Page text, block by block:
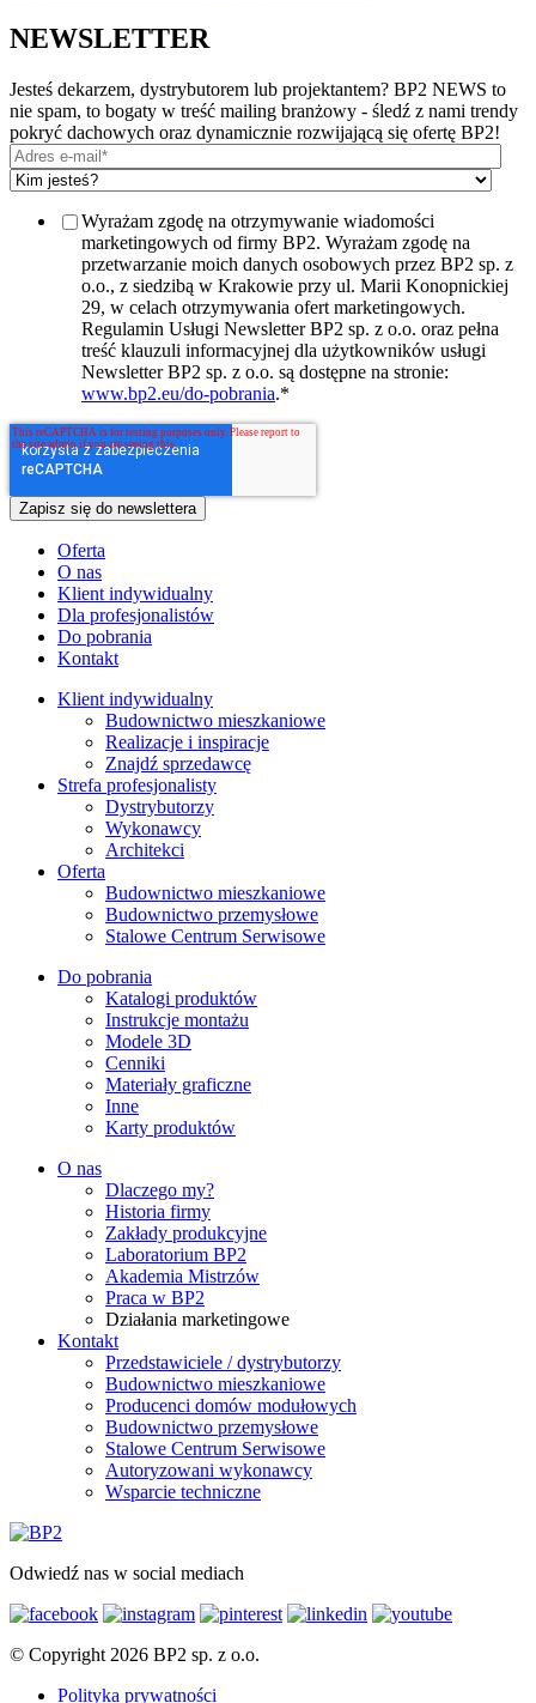
NEWSLETTER
Jesteś dekarzem, dystrybutorem lub projektantem? BP2 NEWS to
nie spam, to bogaty w treść mailing branżowy - śledź z nami trendy
pokryć dachowych oraz dynamicznie rozwijającą się ofertę BP2!
Wyrażam zgodę na otrzymywanie wiadomości
marketingowych od firmy BP2. Wyrażam zgodę na
przetwarzanie moich danych osobowych przez BP2 sp. z
o.o., z siedzibą w Krakowie przy ul. Marii Konopnickiej
29, w celach otrzymywania ofert marketingowych.
Regulamin Usługi Newsletter BP2 sp. z o.o. oraz pełna
treść klauzuli informacyjnej dla użytkowników usługi
Newsletter BP2 sp. z o.o. są dostępne na stronie:
www.bp2.eu/do-pobrania.*
Oferta
O nas
Klient indywidualny
Dla profesjonalistów
Do pobrania
Kontakt
Klient indywidualny
Budownictwo mieszkaniowe
Realizacje i inspiracje
Znajdź sprzedawcę
Strefa profesjonalisty
Dystrybutorzy
Wykonawcy
Architekci
Oferta
Budownictwo mieszkaniowe
Budownictwo przemysłowe
Stalowe Centrum Serwisowe
Do pobrania
Katalogi produktów
Instrukcje montażu
Modele 3D
Cenniki
Materiały graficzne
Inne
Karty produktów
O nas
Dlaczego my?
Historia firmy
Zakłady produkcyjne
Laboratorium BP2
Akademia Mistrzów
Praca w BP2
Działania marketingowe
Kontakt
Przedstawiciele / dystrybutorzy
Budownictwo mieszkaniowe
Producenci domów modułowych
Budownictwo przemysłowe
Stalowe Centrum Serwisowe
Autoryzowani wykonawcy
Wsparcie techniczne
Odwiedź nas w social mediach
© Copyright 2026 BP2 sp. z o.o.
Polityka prywatności